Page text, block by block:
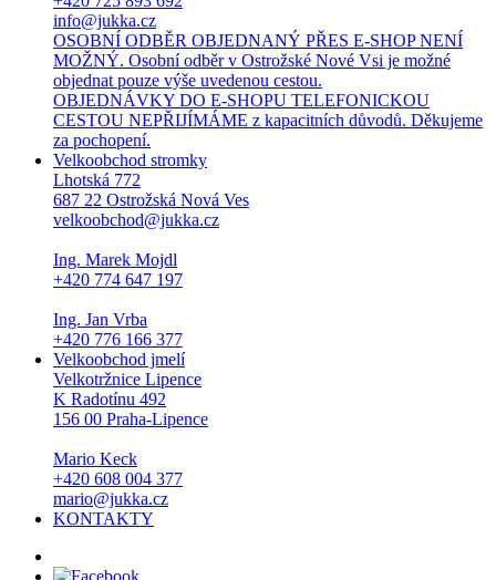
info@jukka.cz
OSOBNÍ ODBĚR OBJEDNANÝ PŘES E-SHOP NENÍ
MOŽNÝ. Osobní odběr v Ostrožské Nové Vsi je možné
objednat pouze výše uvedenou cestou.
OBJEDNÁVKY DO E-SHOPU TELEFONICKOU
CESTOU NEPŘIJÍMÁME z kapacitních důvodů. Děkujeme
za pochopení.
Velkoobchod stromky
Lhotská 772
687 22 Ostrožská Nová Ves
velkoobchod@jukka.cz
Ing. Marek Mojdl
+420 774 647 197
Ing. Jan Vrba
+420 776 166 377
Velkoobchod jmelí
Velkotržnice Lipence
K Radotínu 492
156 00 Praha-Lipence
Mario Keck
+420 608 004 377
mario@jukka.cz
KONTAKTY